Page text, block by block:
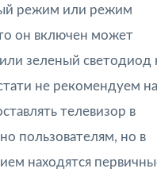
режим или режим
он включен может
зеленый светодиод
не рекомендуем на
телевизор в
пользователям, но в
находятся